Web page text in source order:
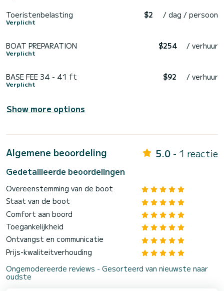
Toeristenbelasting
Verplicht
$2 / dag / persoon
BOAT PREPARATION
Verplicht
$254 / verhuur
BASE FEE 34 - 41 ft
Verplicht
$92 / verhuur
Show more options
Algemene beoordeling 5.0 - 1 reactie
Gedetailleerde beoordelingen
Overeenstemming van de boot
Staat van de boot
Comfort aan boord
Toegankelijkheid
Ontvangst en communicatie
Prijs-kwaliteitverhouding
Ongemodereerde reviews - Gesorteerd van nieuwste naar
oudste